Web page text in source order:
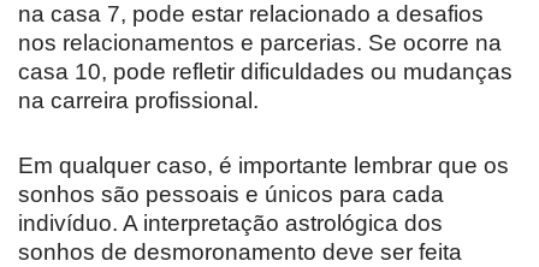
na casa 7, pode estar relacionado a desafios
nos relacionamentos e parcerias. Se ocorre na
casa 10, pode refletir dificuldades ou mudanças
na carreira profissional.
Em qualquer caso, é importante lembrar que os
sonhos são pessoais e únicos para cada
indivíduo. A interpretação astrológica dos
sonhos de desmoronamento deve ser feita